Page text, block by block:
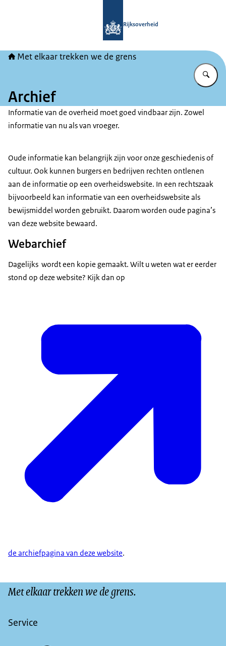
Rijksoverheid
Met elkaar trekken we de grens
Archief
Informatie van de overheid moet goed vindbaar zijn. Zowel
informatie van nu als van vroeger.
Oude informatie kan belangrijk zijn voor onze geschiedenis of
cultuur. Ook kunnen burgers en bedrijven rechten ontlenen
aan de informatie op een overheidswebsite. In een rechtszaak
bijvoorbeeld kan informatie van een overheidswebsite als
bewijsmiddel worden gebruikt. Daarom worden oude pagina’s
van deze website bewaard.
Webarchief
Dagelijks wordt een kopie gemaakt. Wilt u weten wat er eerder
stond op deze website? Kijk dan op
de archiefpagina van deze website.
Met elkaar trekken we de grens.
Service